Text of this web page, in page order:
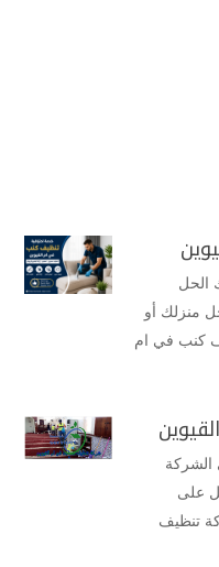
الحل
منزلك أو
كنب في ام
على
تنظيف